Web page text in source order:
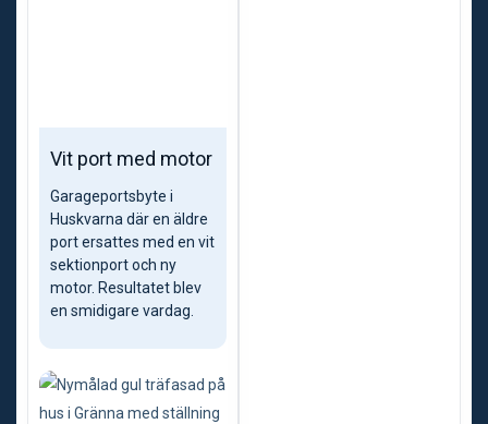
Vit port med motor
Garageportsbyte i
Huskvarna där en äldre
port ersattes med en vit
sektionport och ny
motor. Resultatet blev
en smidigare vardag.